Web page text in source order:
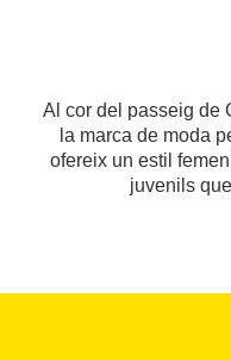
Al cor del passeig de
la marca de moda
ofereix un estil
juvenils